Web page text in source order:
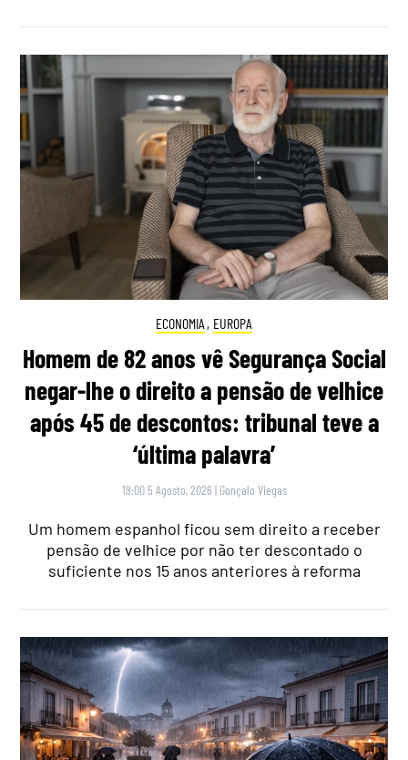
ECONOMIA , EUROPA
Homem de 82 anos vê Segurança Social
negar-lhe o direito a pensão de velhice
após 45 de descontos: tribunal teve a
‘última palavra’
19:00 5 Agosto, 2026 | Gonçalo Viegas
Um homem espanhol ficou sem direito a receber
pensão de velhice por não ter descontado o
suficiente nos 15 anos anteriores à reforma